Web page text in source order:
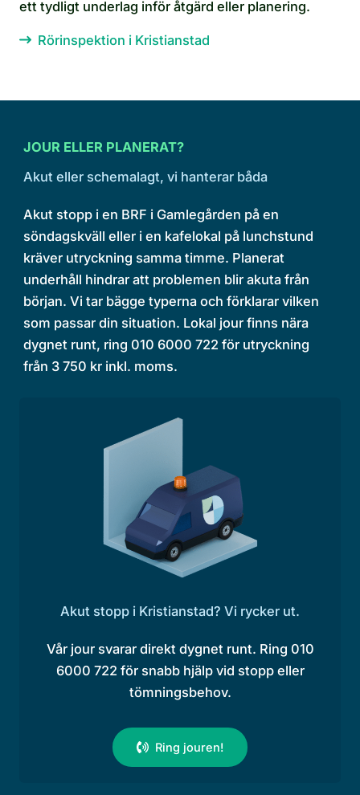
ett tydligt underlag inför åtgärd eller planering.
Rörinspektion i Kristianstad
JOUR ELLER PLANERAT?
Akut eller schemalagt, vi hanterar båda
Akut stopp i en BRF i Gamlegården på en
söndagskväll eller i en kafelokal på lunchstund
kräver utryckning samma timme. Planerat
underhåll hindrar att problemen blir akuta från
början. Vi tar bägge typerna och förklarar vilken
som passar din situation. Lokal jour finns nära
dygnet runt, ring 010 6000 722 för utryckning
från 3 750 kr inkl. moms.
Akut stopp i Kristianstad? Vi rycker ut.
Vår jour svarar direkt dygnet runt. Ring 010
6000 722 för snabb hjälp vid stopp eller
tömningsbehov.
Ring jouren!